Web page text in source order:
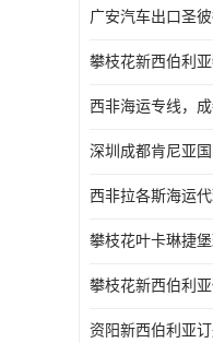
广安汽车出口圣
攀枝花新西伯利
攀枝花叶卡琳捷
攀枝花新西伯利
资阳新西伯利亚